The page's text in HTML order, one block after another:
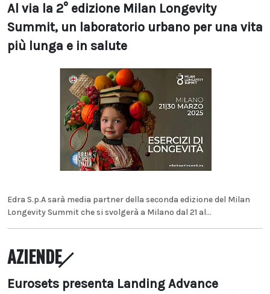
Al via la 2° edizione Milan Longevity
Summit, un laboratorio urbano per una vita
più lunga e in salute
Edra S.p.A sarà media partner della seconda edizione del Milan
Longevity Summit che si svolgerà a Milano dal 21 al...
AZIENDE
Eurosets presenta Landing Advance